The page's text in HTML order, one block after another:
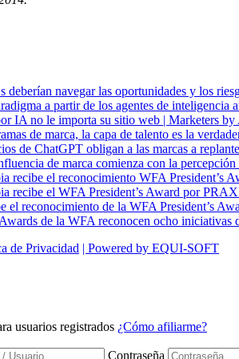
deberían navegar las oportunidades y los
a partir de los agentes de inteligencia
IA no le importa su sitio web | Marketers by
de marca, la capa de talento es la
de ChatGPT obligan a las marcas a
de marca comienza con la
recibe el reconocimiento WFA President’s
recibe el WFA President’s Award por
el reconocimiento de la WFA President’s
de la WFA reconocen ocho
de Privacidad | Powered by EQUI-SOFT
usuarios registrados ¿Cómo afiliarme?
Contraseña